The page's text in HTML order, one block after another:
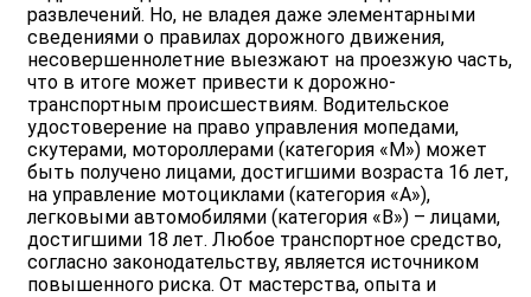
развлечений. Но, не владея даже элементарными
сведениями о правилах дорожного движения,
несовершеннолетние выезжают на проезжую часть,
что в итоге может привести к дорожно-
транспортным происшествиям. Водительское
удостоверение на право управления мопедами,
скутерами, мотороллерами (категория «М») может
быть получено лицами, достигшими возраста 16 лет,
на управление мотоциклами (категория «А»),
легковыми автомобилями (категория «В») – лицами,
достигшими 18 лет. Любое транспортное средство,
согласно законодательству, является источником
повышенного риска. От мастерства, опыта и